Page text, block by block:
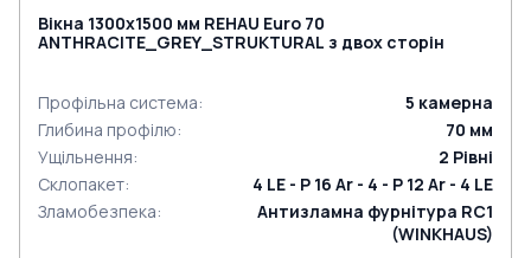
Вікна 1300x1500 мм REHAU Euro 70
ANTHRACITE_GREY_STRUKTURAL з двох сторін
Профільна система: 5 камерна
Глибина профілю: 70 мм
Ущільнення: 2 Рівні
Склопакет:
4 LE - P 16 Ar - 4 - P 12 Ar - 4 LE
Зламобезпека:
Антизламна фурнітура RC1
(WINKHAUS)